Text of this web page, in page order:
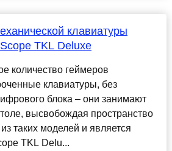
клавиатуры
TKL Deluxe
количество геймеров
клавиатуры, без
блока – они занимают
высвобождая пространство
таких моделей и является
TKL Delu...